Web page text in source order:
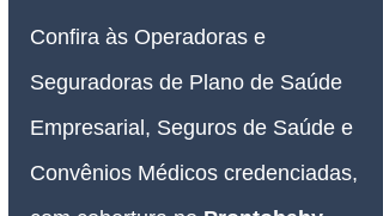
Confira às Operadoras e
Seguradoras de Plano de Saúde
Empresarial, Seguros de Saúde e
Convênios Médicos credenciadas,